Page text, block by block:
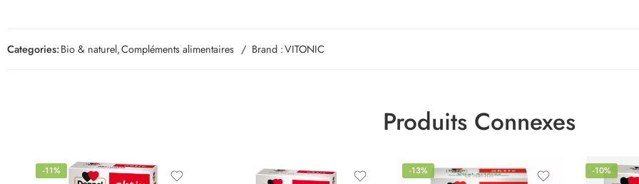
Categories:Bio & naturel,Compléments alimentaires Brand :VITONIC
Produits Connexes
-11% -13% -10%